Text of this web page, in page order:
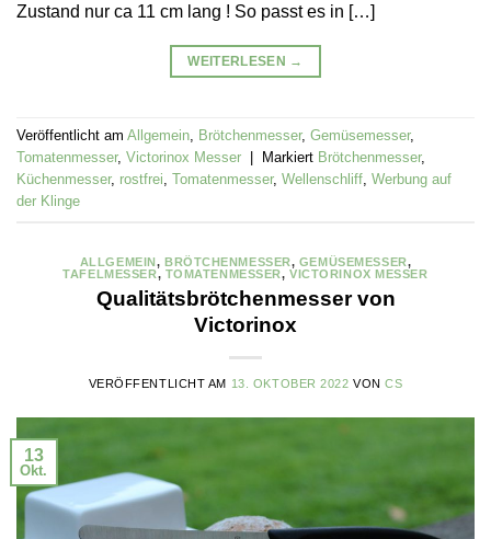
Zustand nur ca 11 cm lang ! So passt es in […]
WEITERLESEN →
Veröffentlicht am Allgemein, Brötchenmesser, Gemüsemesser,
Tomatenmesser, Victorinox Messer Markiert Brötchenmesser,
Küchenmesser, rostfrei, Tomatenmesser, Wellenschliff, Werbung auf
der Klinge
ALLGEMEIN, BRÖTCHENMESSER, GEMÜSEMESSER,
TAFELMESSER, TOMATENMESSER,VICTORINOX MESSER
Qualitätsbrötchenmesser von
Victorinox
VERÖFFENTLICHT AM 13. OKTOBER 2022 VONCS
13
Okt.